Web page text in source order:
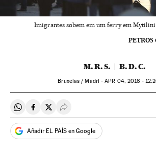
Imigrantes sobem em um ferry em
PETROS
M. R. S. B. D. C.
Bruxelas / Madri -APR 04, 2016 -
Compartir en Whatsapp
Compartir en Facebook
Compartir en Twitter
Desplegar Redes Sociales
Añadir EL PAÍS en Google